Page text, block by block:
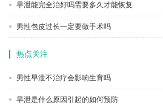
早泄能完全治好吗需要多久才能恢复
男性包皮过长一定要做手术吗
热点关注
男性早泄不治疗会影响生育吗
早泄是什么原因引起的如何预防